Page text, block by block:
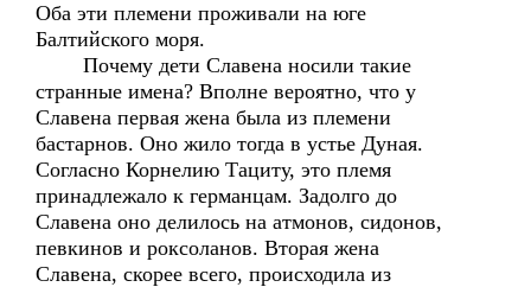
Оба эти племени проживали на юге
Балтийского моря.
Почему дети Славена носили такие
странные имена? Вполне вероятно, что у
Славена первая жена была из племени
бастарнов. Оно жило тогда в устье Дуная.
Согласно Корнелию Тациту, это племя
принадлежало к германцам. Задолго до
Славена оно делилось на атмонов, сидонов,
певкинов и роксоланов. Вторая жена
Славена, скорее всего, происходила из